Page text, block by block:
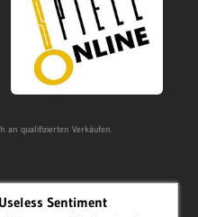
an qualifizierten Verkäufen.
Sentiment